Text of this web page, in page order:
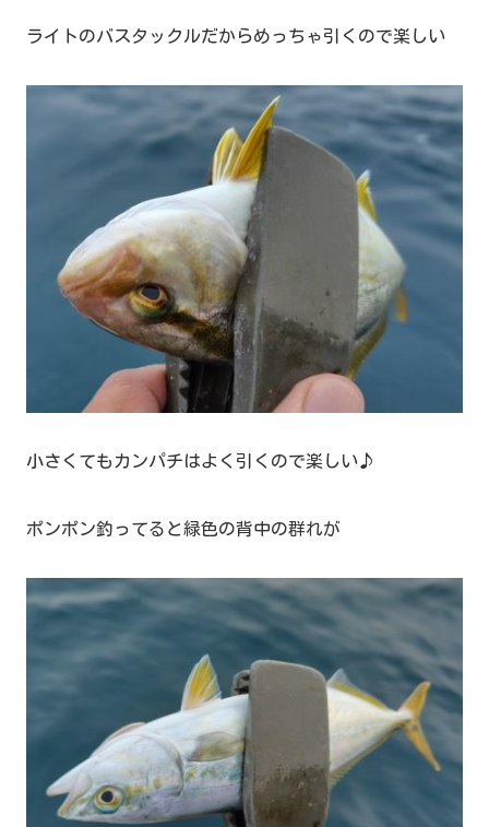
ライトのバスタックルだからめっちゃ引くので楽しい
小さくてもカンパチはよく引くので楽しい♪
ポンポン釣ってると緑色の背中の群れが